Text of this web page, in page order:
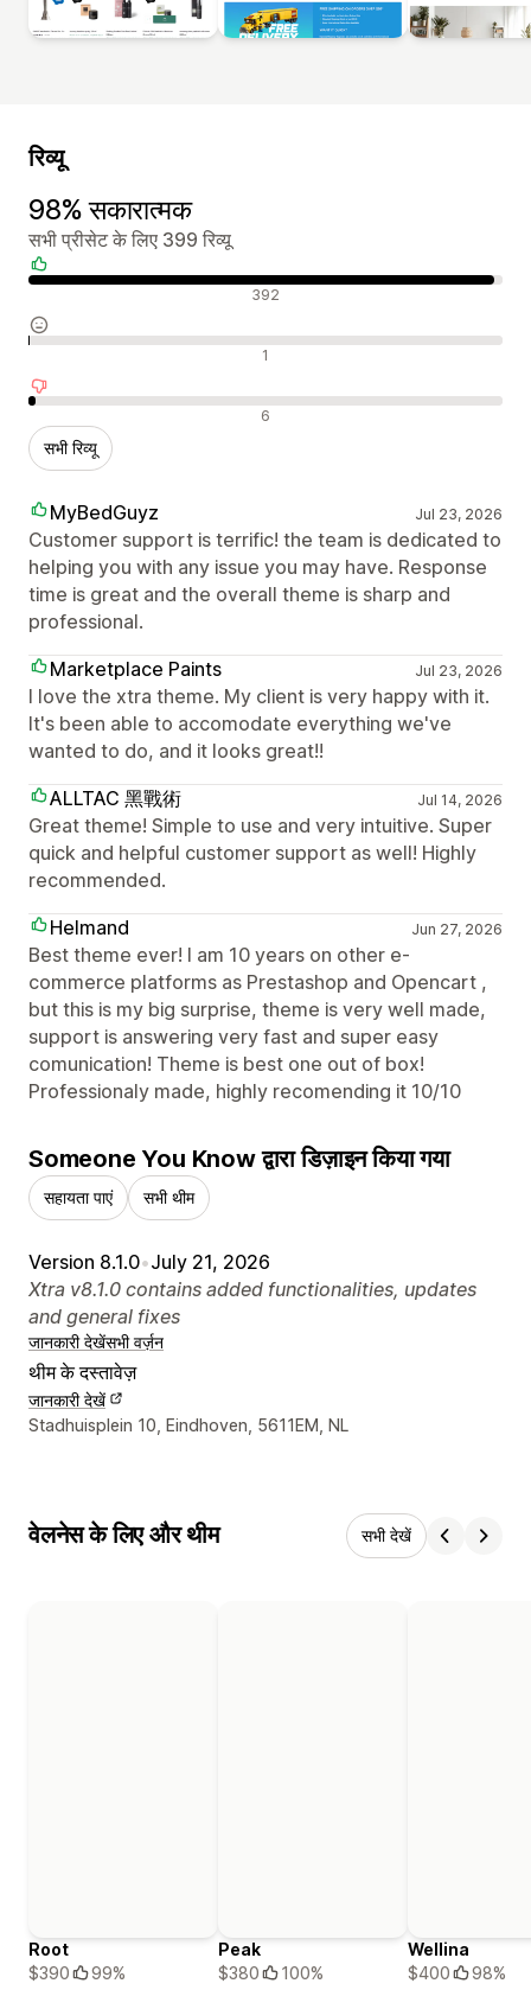
रिव्यू
98% सकारात्मक
सभी प्रीसेट के लिए 399 रिव्यू
सकारात्मक रिव्यू 392
न्यूट्रल रिव्यू 1
नकारात्मक रिव्यू 6
सभी रिव्यू
MyBedGuyz Jul 23, 2026
Customer support is terrific! the team is dedicated to
helping you with any issue you may have. Response
time is great and the overall theme is sharp and
professional.
Marketplace Paints
Jul 23, 2026
I love the xtra theme. My client is very happy with it.
It's been able to accomodate everything we've
wanted to do, and it looks great!!
ALLTAC 黑戰術
Jul 14, 2026
Great theme! Simple to use and very intuitive. Super
quick and helpful customer support as well! Highly
recommended.
Helmand
Jun 27, 2026
Best theme ever! I am 10 years on other e-
commerce platforms as Prestashop and Opencart ,
but this is my big surprise, theme is very well made,
support is answering very fast and super easy
comunication! Theme is best one out of box!
Professionaly made, highly recomending it 10/10
Someone You Know द्वारा डिज़ाइन किया गया
सहायता पाएं सभी थीम
Version 8.1.0•July 21, 2026
Xtra v8.1.0 contains added functionalities, updates
and general fixes
जानकारी देखेंसभी वर्ज़न
थीम के दस्तावेज़
जानकारी देखें
डिज़ाइनर के संपर्क की जानकारी
Stadhuisplein 10, Eindhoven, 5611EM, NL
वेलनेस के लिए और थीम सभी देखें
Root
$390
99%
Peak
$380
100%
Wellina
$400
98%